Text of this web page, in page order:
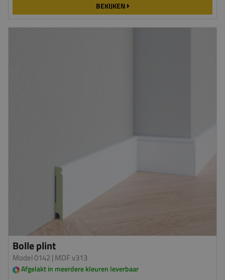
BEKIJKEN
Bolle plint
Model 0142| MDF v313
Afgelakt in meerdere kleuren leverbaar